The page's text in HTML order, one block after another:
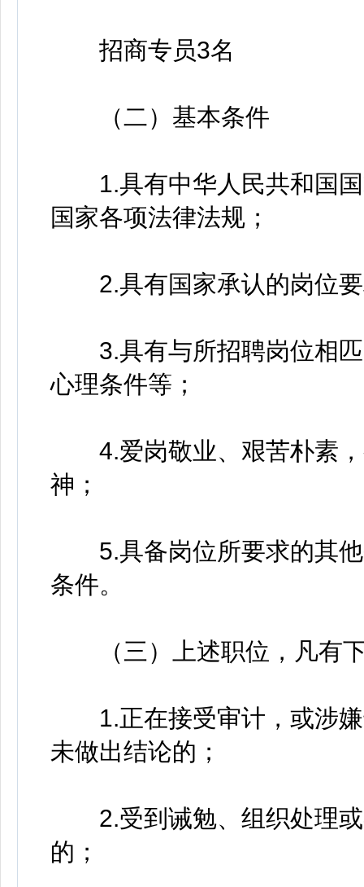
招商专员3名
（二）基本条件
1.具有中华人民共和国国
国家各项法律法规；
2.具有国家承认的岗位要
3.具有与所招聘岗位相匹
心理条件等；
4.爱岗敬业、艰苦朴素，
神；
5.具备岗位所要求的其他
条件。
（三）上述职位，凡有下
1.正在接受审计，或涉嫌
未做出结论的；
2.受到诫勉、组织处理或
的；